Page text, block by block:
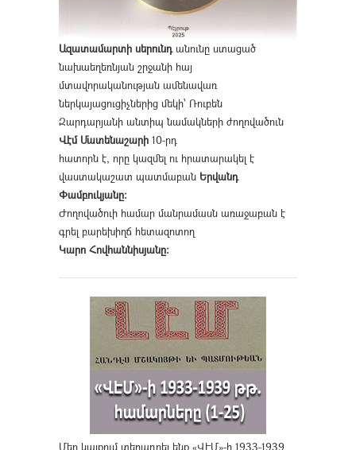
Ազատամարտի սերունդանունը ստացած
նախաեղեռնյան շրջանի հայ
մտավորականության ամենավառ
ներկայացուցիչներից մեկի՝ Ռուբեն
Զարդարյանի անտիպ նամակների ժողովածուն
Վէմ Մատենաշարի 10-րդ
հատորն է, որը կազմել ու հրատարակել է
վաստակաշատ պատմաբան Երվանդ
Փամբուկյանը։
Ժողովածուի համար մանրամասն առաջաբան է
գրել բարեխիղճ հետազոտող
Կարո Հովհաննիսյանը։
Մեր կայքում տեղադրել ենք «ՎԷՄ»-ի 1933-1939